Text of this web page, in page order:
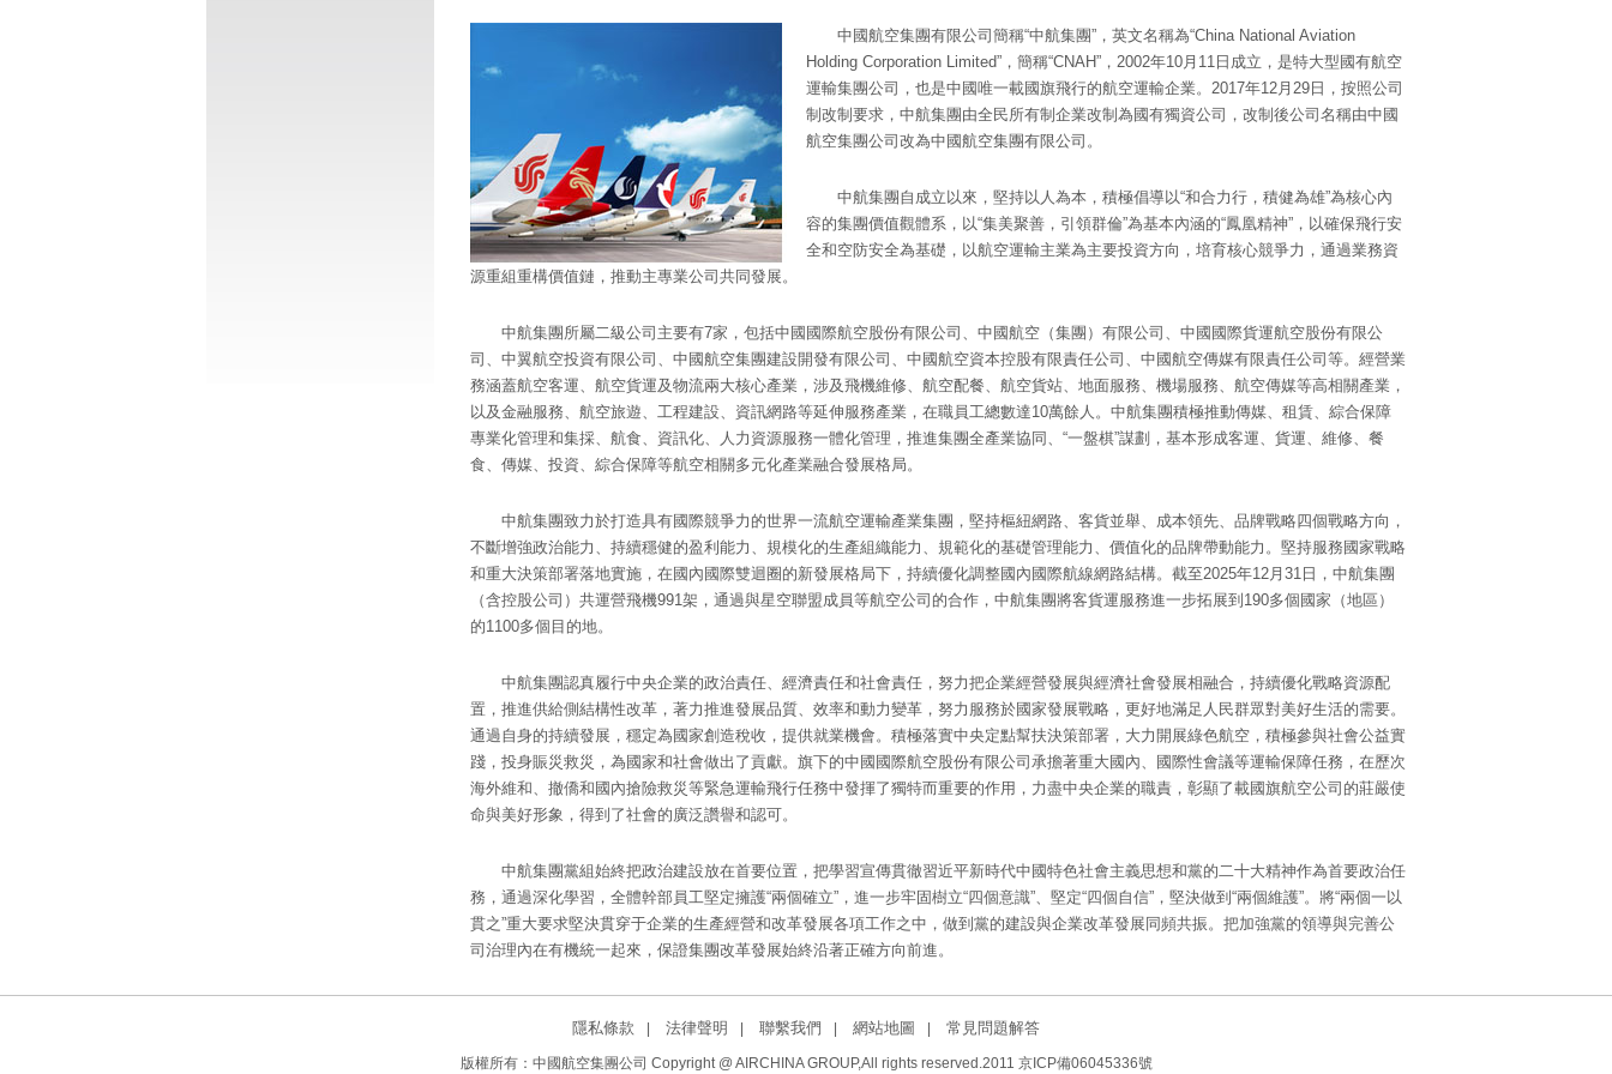
中國航空集團有限公司簡稱“中航集團”，英文名稱為“China National Aviation
Holding Corporation Limited”，簡稱“CNAH”，2002年10月11日成立，是特大型國有航空
運輸集團公司，也是中國唯一載國旗飛行的航空運輸企業。2017年12月29日，按照公司
制改制要求，中航集團由全民所有制企業改制為國有獨資公司，改制後公司名稱由中國
航空集團公司改為中國航空集團有限公司。
中航集團自成立以來，堅持以人為本，積極倡導以“和合力行，積健為雄”為核心內
容的集團價值觀體系，以“集美聚善，引領群倫”為基本內涵的“鳳凰精神”，以確保飛行安
全和空防安全為基礎，以航空運輸主業為主要投資方向，培育核心競爭力，通過業務資
源重組重構價值鏈，推動主專業公司共同發展。
中航集團所屬二級公司主要有7家，包括中國國際航空股份有限公司、中國航空（集團）有限公司、中國國際貨運航空股份有限公
司、中翼航空投資有限公司、中國航空集團建設開發有限公司、中國航空資本控股有限責任公司、中國航空傳媒有限責任公司等。經營業
務涵蓋航空客運、航空貨運及物流兩大核心產業，涉及飛機維修、航空配餐、航空貨站、地面服務、機場服務、航空傳媒等高相關產業，
以及金融服務、航空旅遊、工程建設、資訊網路等延伸服務產業，在職員工總數達10萬餘人。中航集團積極推動傳媒、租賃、綜合保障
專業化管理和集採、航食、資訊化、人力資源服務一體化管理，推進集團全產業協同、“一盤棋”謀劃，基本形成客運、貨運、維修、餐
食、傳媒、投資、綜合保障等航空相關多元化產業融合發展格局。
中航集團致力於打造具有國際競爭力的世界一流航空運輸產業集團，堅持樞紐網路、客貨並舉、成本領先、品牌戰略四個戰略方向，
不斷增強政治能力、持續穩健的盈利能力、規模化的生產組織能力、規範化的基礎管理能力、價值化的品牌帶動能力。堅持服務國家戰略
和重大決策部署落地實施，在國內國際雙迴圈的新發展格局下，持續優化調整國內國際航線網路結構。截至2025年12月31日，中航集團
（含控股公司）共運營飛機991架，通過與星空聯盟成員等航空公司的合作，中航集團將客貨運服務進一步拓展到190多個國家（地區）
的1100多個目的地。
中航集團認真履行中央企業的政治責任、經濟責任和社會責任，努力把企業經營發展與經濟社會發展相融合，持續優化戰略資源配
置，推進供給側結構性改革，著力推進發展品質、效率和動力變革，努力服務於國家發展戰略，更好地滿足人民群眾對美好生活的需要。
通過自身的持續發展，穩定為國家創造稅收，提供就業機會。積極落實中央定點幫扶決策部署，大力開展綠色航空，積極參與社會公益實
踐，投身賑災救災，為國家和社會做出了貢獻。旗下的中國國際航空股份有限公司承擔著重大國內、國際性會議等運輸保障任務，在歷次
海外維和、撤僑和國內搶險救災等緊急運輸飛行任務中發揮了獨特而重要的作用，力盡中央企業的職責，彰顯了載國旗航空公司的莊嚴使
命與美好形象，得到了社會的廣泛讚譽和認可。
中航集團黨組始終把政治建設放在首要位置，把學習宣傳貫徹習近平新時代中國特色社會主義思想和黨的二十大精神作為首要政治任
務，通過深化學習，全體幹部員工堅定擁護“兩個確立”，進一步牢固樹立“四個意識”、堅定“四個自信”，堅決做到“兩個維護”。將“兩個一以
貫之”重大要求堅決貫穿于企業的生產經營和改革發展各項工作之中，做到黨的建設與企業改革發展同頻共振。把加強黨的領導與完善公
司治理內在有機統一起來，保證集團改革發展始終沿著正確方向前進。